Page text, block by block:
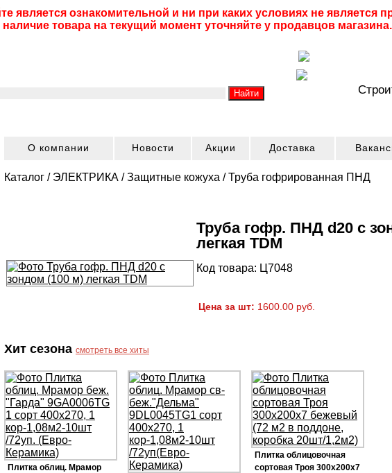
является ознакомительной и ни при каких условиях не
товара на текущий момент уточняйте у продавцов магазина.
О компании Новости Акции Доставка
Каталог / ЭЛЕКТРИКА /Защитные кожуха /Труба гофрированная ПНД
Труба гофр. ПНД d20 с
легкая TDM
Код товара: Ц7048
Цена за шт: 1600.00 руб.
Хит сезона смотреть все хиты
Плитка облиц. Мрамор
Плитка облицовочная
сортовая Троя 300х200х7